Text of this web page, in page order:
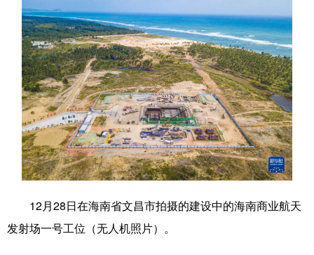
科技 科创 量子 体育
文化 书画 健康 军事
访谈 视频 图片 政务
法律 中央文件 金融 汽车
食品 人居 信息化 数字经济
学术中国 乡村振兴 银龄 溯源中国
彩票 娱乐
12月28日在海南省文昌市拍摄的建设中的海南商业航天
发射场一号工位（无人机照片）。